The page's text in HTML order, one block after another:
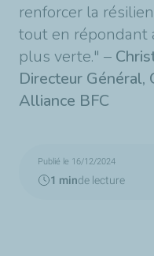
renforcer la
tout en répondant
plus verte." –
Directeur Général,
Alliance BFC
Publié le 16/12/2024
1 minde lecture